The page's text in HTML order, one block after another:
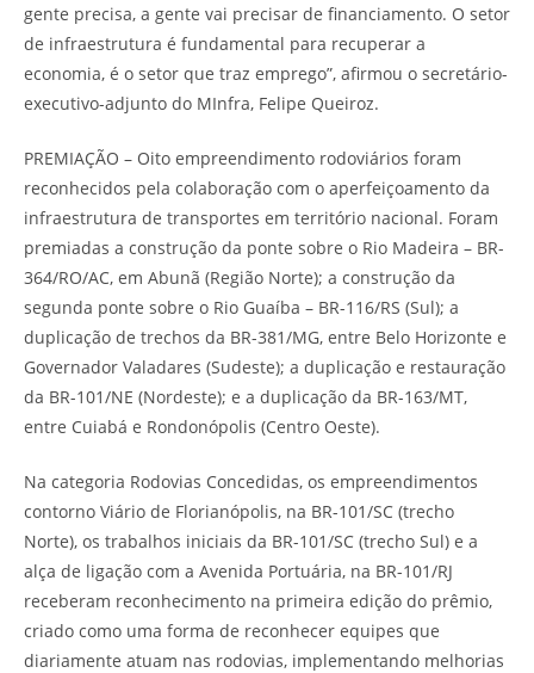
gente precisa, a gente vai precisar de financiamento. O setor
de infraestrutura é fundamental para recuperar a
economia, é o setor que traz emprego”, afirmou o secretário-
executivo-adjunto do MInfra, Felipe Queiroz.
PREMIAÇÃO – Oito empreendimento rodoviários foram
reconhecidos pela colaboração com o aperfeiçoamento da
infraestrutura de transportes em território nacional. Foram
premiadas a construção da ponte sobre o Rio Madeira – BR-
364/RO/AC, em Abunã (Região Norte); a construção da
segunda ponte sobre o Rio Guaíba – BR-116/RS (Sul); a
duplicação de trechos da BR-381/MG, entre Belo Horizonte e
Governador Valadares (Sudeste); a duplicação e restauração
da BR-101/NE (Nordeste); e a duplicação da BR-163/MT,
entre Cuiabá e Rondonópolis (Centro Oeste).
Na categoria Rodovias Concedidas, os empreendimentos
contorno Viário de Florianópolis, na BR-101/SC (trecho
Norte), os trabalhos iniciais da BR-101/SC (trecho Sul) e a
alça de ligação com a Avenida Portuária, na BR-101/RJ
receberam reconhecimento na primeira edição do prêmio,
criado como uma forma de reconhecer equipes que
diariamente atuam nas rodovias, implementando melhorias